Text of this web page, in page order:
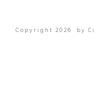
Copyright 2026 by